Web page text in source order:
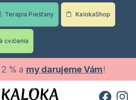
Terapia Piešťany KalokaShop
cvičenia
% a my darujeme Vám!